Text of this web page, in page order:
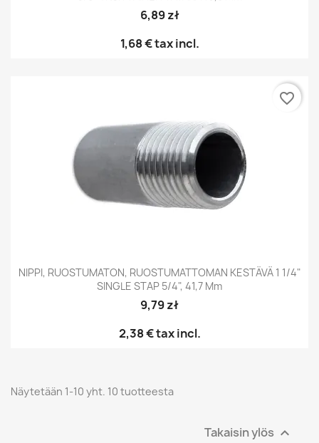
6,89 zł
1,68 €tax incl.
NIPPI, RUOSTUMATON, RUOSTUMATTOMAN KESTÄVÄ 1 1/4"
SINGLE STAP 5/4", 41,7 Mm
9,79 zł
2,38 €tax incl.
favorite_border
Näytetään 1-10 yht. 10 tuotteesta
Takaisin ylös 